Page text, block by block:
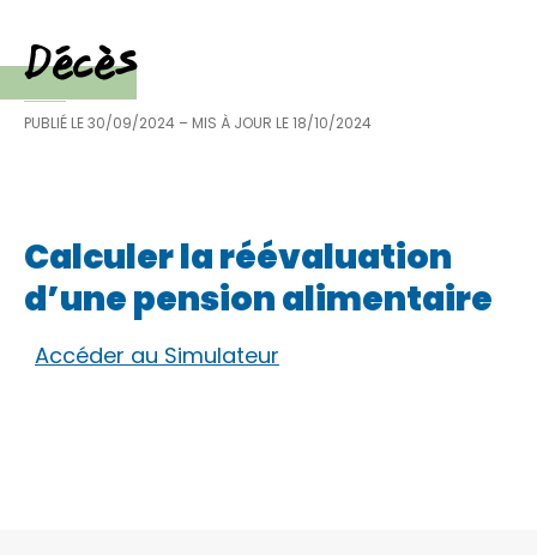
Décès
PUBLIÉ LE30/09/2024 – MIS À JOUR LE18/10/2024
Calculer la réévaluation
d’une pension alimentaire
Accéder au Simulateur